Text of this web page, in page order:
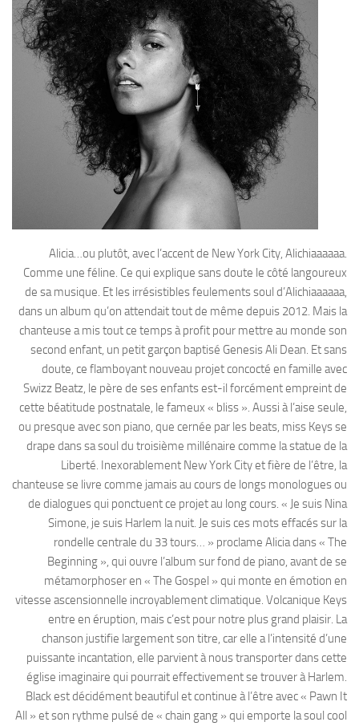
Alicia…ou plutôt, avec l’accent de New York City, Alichiaaaaaa.
Comme une féline. Ce qui explique sans doute le côté langoureux
de sa musique. Et les irrésistibles feulements soul d’Alichiaaaaaa,
dans un album qu’on attendait tout de même depuis 2012. Mais la
chanteuse a mis tout ce temps à profit pour mettre au monde son
second enfant, un petit garçon baptisé Genesis Ali Dean. Et sans
doute, ce flamboyant nouveau projet concocté en famille avec
Swizz Beatz, le père de ses enfants est-il forcément empreint de
cette béatitude postnatale, le fameux « bliss ». Aussi à l’aise seule,
ou presque avec son piano, que cernée par les beats, miss Keys se
drape dans sa soul du troisième millénaire comme la statue de la
Liberté. Inexorablement New York City et fière de l’être, la
chanteuse se livre comme jamais au cours de longs monologues ou
de dialogues qui ponctuent ce projet au long cours. « Je suis Nina
Simone, je suis Harlem la nuit. Je suis ces mots effacés sur la
rondelle centrale du 33 tours… » proclame Alicia dans « The
Beginning », qui ouvre l’album sur fond de piano, avant de se
métamorphoser en « The Gospel » qui monte en émotion en
vitesse ascensionnelle incroyablement climatique. Volcanique Keys
entre en éruption, mais c’est pour notre plus grand plaisir. La
chanson justifie largement son titre, car elle a l’intensité d’une
puissante incantation, elle parvient à nous transporter dans cette
église imaginaire qui pourrait effectivement se trouver à Harlem.
Black est décidément beautiful et continue à l’être avec « Pawn It
All » et son rythme pulsé de « chain gang » qui emporte la soul cool